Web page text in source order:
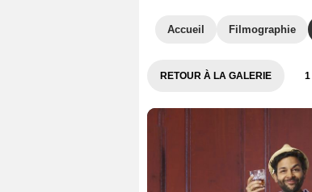
Accueil Filmographie
RETOUR À LA GALERIE 1